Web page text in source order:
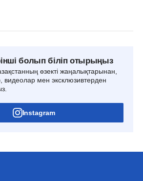
болып біліп отырыңыз
өзекті жаңалықтарынан,
видеолар мен эксклюзивтерден
Instagram